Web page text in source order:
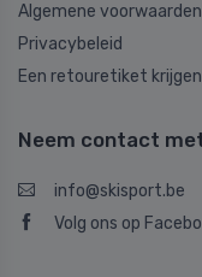
Algemene voorwaarden
Privacybeleid
Een retouretiket krijgen
Neem contact
info@skisport.be
Volg ons op